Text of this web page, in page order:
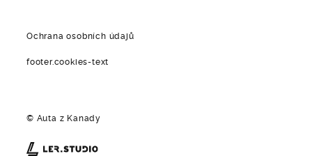
Ochrana osobních údajů
footer.cookies-text
© Auta z Kanady